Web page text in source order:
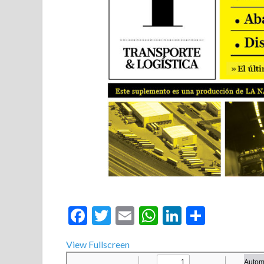
Facebook
Twitter
EmailWhatsApp
LinkedIn
View Fullscreen